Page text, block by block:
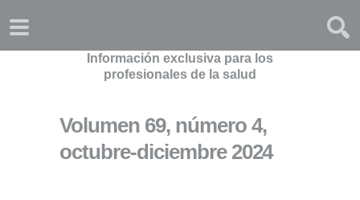
Información exclusiva para los
profesionales de la salud
Volumen 69, número 4,
octubre-diciembre 2024